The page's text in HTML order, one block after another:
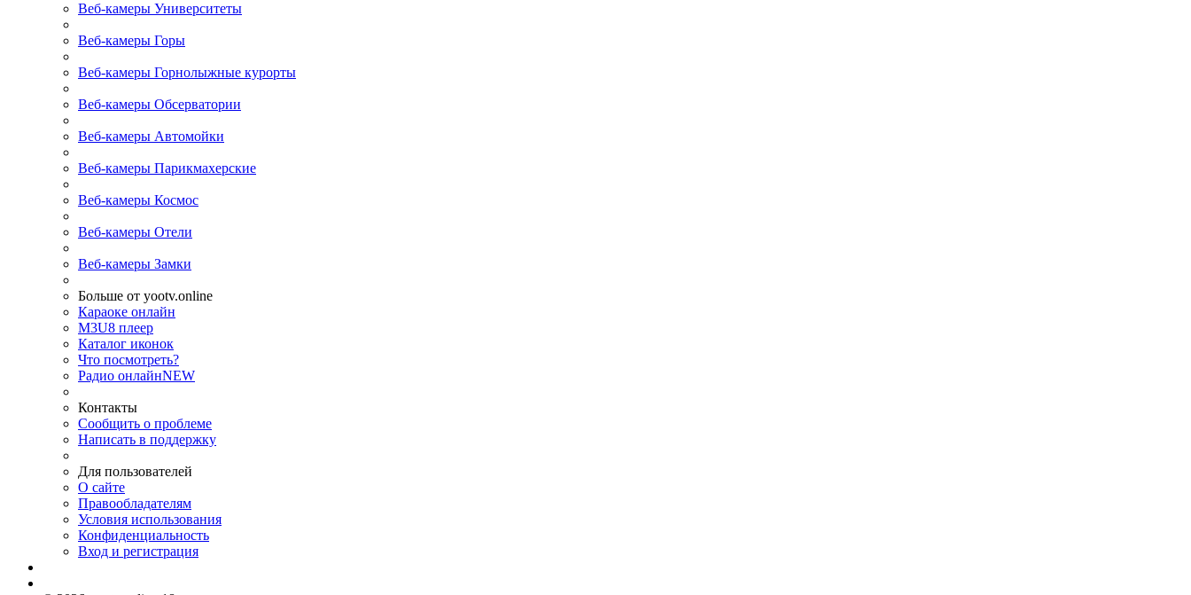
Веб-камеры Университеты
Веб-камеры Горы
Веб-камеры Горнолыжные курорты
Веб-камеры Обсерватории
Веб-камеры Автомойки
Веб-камеры Парикмахерские
Веб-камеры Космос
Веб-камеры Отели
Веб-камеры Замки
Больше от yootv.online
Караоке онлайн
M3U8 плеер
Каталог иконок
Что посмотреть?
Радио онлайнNEW
Контакты
Сообщить о проблеме
Написать в поддержку
Для пользователей
О сайте
Правообладателям
Условия использования
Конфиденциальность
Вход и регистрация